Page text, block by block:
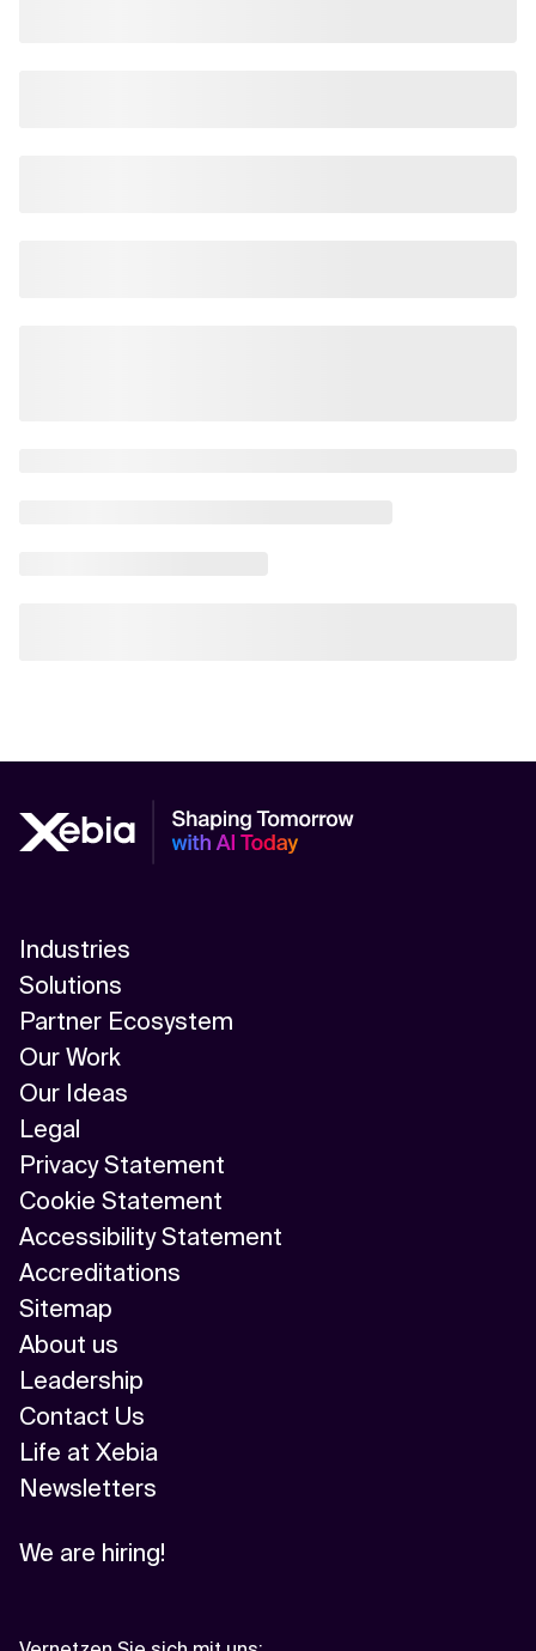
Industries
Solutions
Partner Ecosystem
Our Work
Our Ideas
Legal
Privacy Statement
Cookie Statement
Accessibility Statement
Accreditations
Sitemap
About us
Leadership
Contact Us
Life at Xebia
Newsletters
We are hiring!